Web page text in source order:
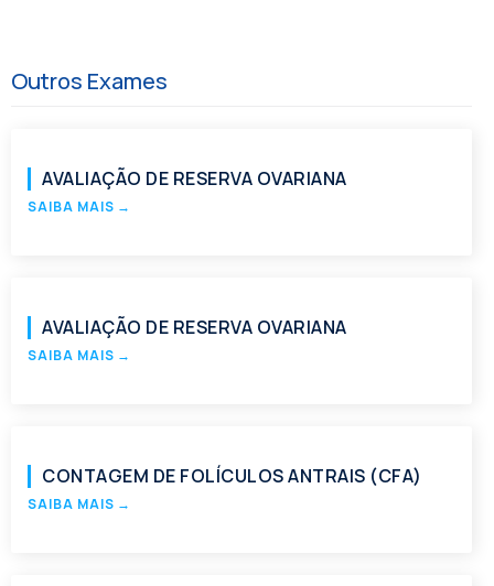
Outros Exames
AVALIAÇÃO DE RESERVA OVARIANA
SAIBA MAIS →
AVALIAÇÃO DE RESERVA OVARIANA
SAIBA MAIS →
CONTAGEM DE FOLÍCULOS ANTRAIS (CFA)
SAIBA MAIS →